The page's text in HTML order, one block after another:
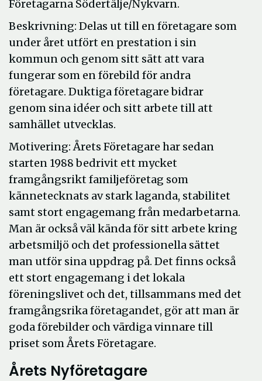
Företagarna Södertälje/Nykvarn.
Beskrivning: Delas ut till en företagare som
under året utfört en prestation i sin
kommun och genom sitt sätt att vara
fungerar som en förebild för andra
företagare. Duktiga företagare bidrar
genom sina idéer och sitt arbete till att
samhället utvecklas.
Motivering: Årets Företagare har sedan
starten 1988 bedrivit ett mycket
framgångsrikt familjeföretag som
kännetecknats av stark laganda, stabilitet
samt stort engagemang från medarbetarna.
Man är också väl kända för sitt arbete kring
arbetsmiljö och det professionella sättet
man utför sina uppdrag på. Det finns också
ett stort engagemang i det lokala
föreningslivet och det, tillsammans med det
framgångsrika företagandet, gör att man är
goda förebilder och värdiga vinnare till
priset som Årets Företagare.
Årets Nyföretagare